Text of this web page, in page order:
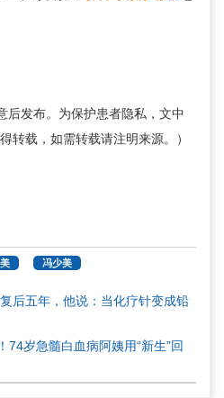
后发布。为保护患者隐私，文中
转载，如需转载请注明来源。）
冯少美
后五年，他说：当化疗针变成铅
74岁急髓白血病阿姨用“新生”回